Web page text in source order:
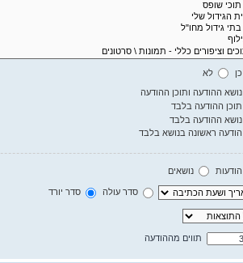
כן לא
נושא ההודעה ותוכן ההודעה
תוכן ההודעה בלבד
נושא ההודעה בלבד
הודעה ראשונה בנושא בלבד
הודעות נושאים
סדר עולה סדר יורד
תווים מההודעה